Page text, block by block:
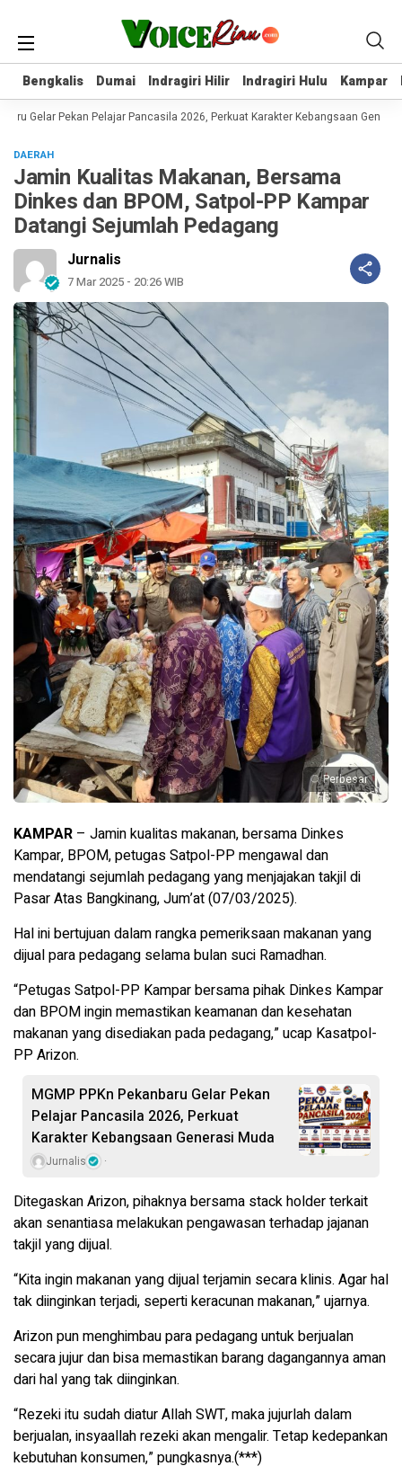
Bengkalis Dumai Indragiri Hilir Indragiri Hulu Kampar
Bengkalis Dumai Indragiri Hilir Indragiri Hulu Kampar
Gelar Pekan Pelajar Pancasila 2026, Perkuat Karakter Kebangsaan Generasi
DAERAH
Jamin Kualitas Makanan, Bersama
Dinkes dan BPOM, Satpol-PP Kampar
Datangi Sejumlah Pedagang
Jurnalis
7 Mar 2025 - 20:26 WIB
Perbesar
KAMPAR – Jamin kualitas makanan, bersama Dinkes
Kampar, BPOM, petugas Satpol-PP mengawal dan
mendatangi sejumlah pedagang yang menjajakan takjil di
Pasar Atas Bangkinang, Jum’at (07/03/2025).
Hal ini bertujuan dalam rangka pemeriksaan makanan yang
dijual para pedagang selama bulan suci Ramadhan.
“Petugas Satpol-PP Kampar bersama pihak Dinkes Kampar
dan BPOM ingin memastikan keamanan dan kesehatan
makanan yang disediakan pada pedagang,” ucap Kasatpol-
PP Arizon.
MGMP PPKn Pekanbaru Gelar Pekan
Pelajar Pancasila 2026, Perkuat
Karakter Kebangsaan Generasi Muda
Jurnalis
Ditegaskan Arizon, pihaknya bersama stack holder terkait
akan senantiasa melakukan pengawasan terhadap jajanan
takjil yang dijual.
“Kita ingin makanan yang dijual terjamin secara klinis. Agar hal
tak diinginkan terjadi, seperti keracunan makanan,” ujarnya.
Arizon pun menghimbau para pedagang untuk berjualan
secara jujur dan bisa memastikan barang dagangannya aman
dari hal yang tak diinginkan.
“Rezeki itu sudah diatur Allah SWT, maka jujurlah dalam
berjualan, insyaallah rezeki akan mengalir. Tetap kedepankan
kebutuhan konsumen,” pungkasnya.(***)